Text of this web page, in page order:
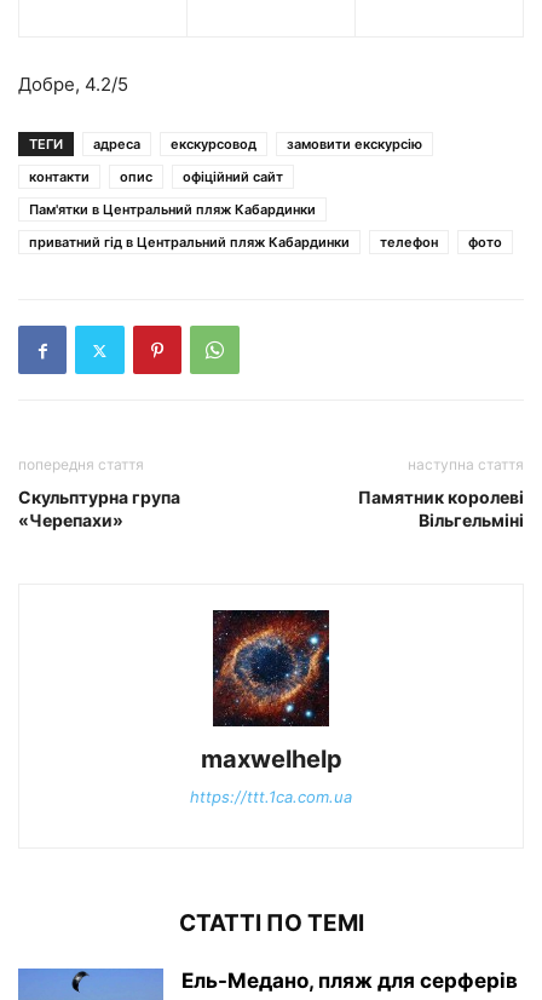
Добре, 4.2/5
ТЕГИ адреса екскурсовод
замовити екскурсію
контакти
опис
офіційний сайт
Пам'ятки в Центральний пляж Кабардинки
приватний гід в Центральний пляж Кабардинки
телефон фото
попередня стаття
Скульптурна група
«Черепахи»
наступна стаття
Памятник королеві
Вільгельміні
maxwelhelp
https://ttt.1ca.com.ua
СТАТТІ ПО ТЕМІ
Ель-Медано, пляж для серферів